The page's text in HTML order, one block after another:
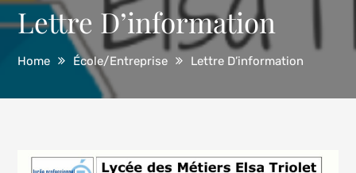
Lettre D’information
Home École/Entreprise Lettre D’information